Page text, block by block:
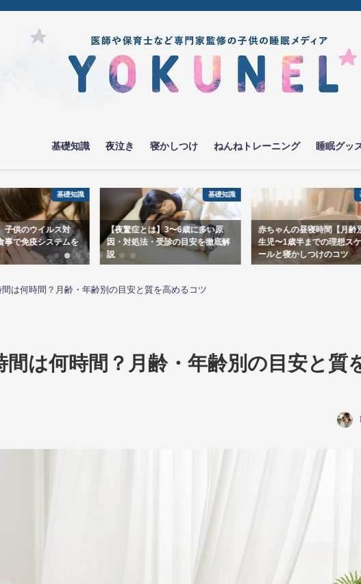
基礎知識 夜泣き 寝かしつけ ねんねトレーニング 睡眠グッ
基礎知識
】3〜6歳に多い原
受診の目安を徹底解
基礎知識
赤ちゃんの昼寝時間【月齢別】新
生児〜1歳半までの理想スケジュ
ールと寝かしつけのコツ
ナルコレプシー 子供のサイ
割の親が見逃している？症
ック
は何時間？月齢・年齢別の目安と質を高めるコツ
は何時間？月齢・年齢別の目安と質